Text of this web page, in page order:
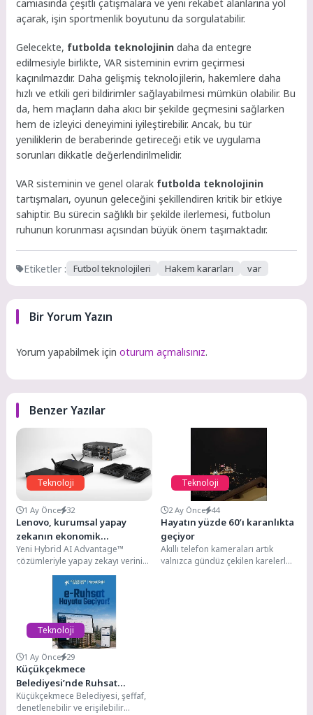
camiasında çeşitli çatışmalara ve yeni rekabet alanlarına yol
açarak, işin sportmenlik boyutunu da sorgulatabilir.
Gelecekte, futbolda teknolojinin daha da entegre
edilmesiyle birlikte, VAR sisteminin evrim geçirmesi
kaçınılmazdır. Daha gelişmiş teknolojilerin, hakemlere daha
hızlı ve etkili geri bildirimler sağlayabilmesi mümkün olabilir. Bu
da, hem maçların daha akıcı bir şekilde geçmesini sağlarken
hem de izleyici deneyimini iyileştirebilir. Ancak, bu tür
yeniliklerin de beraberinde getireceği etik ve uygulama
sorunları dikkatle değerlendirilmelidir.
VAR sisteminin ve genel olarak futbolda teknolojinin
tartışmaları, oyunun geleceğini şekillendiren kritik bir etkiye
sahiptir. Bu sürecin sağlıklı bir şekilde ilerlemesi, futbolun
ruhunun korunması açısından büyük önem taşımaktadır.
Etiketler : Futbol teknolojileri Hakem kararları var
Bir Yorum Yazın
Yorum yapabilmek içinoturum açmalısınız.
Benzer Yazılar
Teknoloji
1 Ay Önce 32
Lenovo, kurumsal yapay
zekanın ekonomik
dengelerini yeniden
tanımlıyor
Yeni Hybrid AI Advantage™
çözümleriyle yapay zekayı verinin
üretildiği noktaya taşıyan Lenovo,
kurumların yapay zeka...
Teknoloji
2 Ay Önce 44
Hayatın yüzde 60’ı karanlıkta
geçiyor
Akıllı telefon kameraları artık
yalnızca gündüz çekilen karelerle
Teknoloji
1 Ay Önce 29
Küçükçekmece
Belediyesi’nde Ruhsat
İşlemleri Artık Dijital Ortamda
Küçükçekmece Belediyesi, şeffaf,
denetlenebilir ve erişilebilir